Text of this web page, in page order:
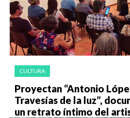
CULTURA
Proyectan “Antonio
Travesías de la luz”,
un retrato íntimo del